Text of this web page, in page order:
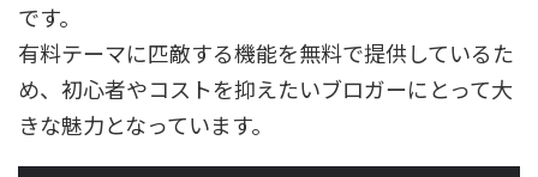
です。
有料テーマに匹敵する機能を無料で提供しているた
め、初心者やコストを抑えたいブロガーにとって大
きな魅力となっています。